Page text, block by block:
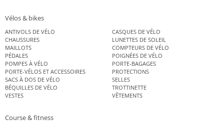
Vélos & bikes
ANTIVOLS DE VÉLO
CASQUES DE VÉLO
CHAUSSURES
LUNETTES DE SOLEIL
MAILLOTS
COMPTEURS DE VÉLO
PÉDALES
POIGNÉES DE VÉLO
POMPES À VÉLO
PORTE-BAGAGES
PORTE-VÉLOS ET ACCESSOIRES
PROTECTIONS
SACS À DOS DE VÉLO
SELLES
BÉQUILLES DE VÉLO
TROTTINETTE
VESTES
VÊTEMENTS
Course & fitness